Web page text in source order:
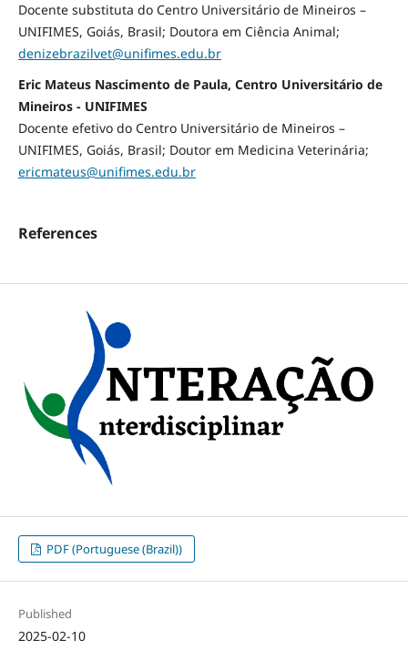
Docente substituta do Centro Universitário de Mineiros –
UNIFIMES, Goiás, Brasil; Doutora em Ciência Animal;
denizebrazilvet@unifimes.edu.br
Eric Mateus Nascimento de Paula, Centro Universitário de
Mineiros - UNIFIMES
Docente efetivo do Centro Universitário de Mineiros –
UNIFIMES, Goiás, Brasil; Doutor em Medicina Veterinária;
ericmateus@unifimes.edu.br
References
PDF (Portuguese (Brazil))
Published
2025-02-10